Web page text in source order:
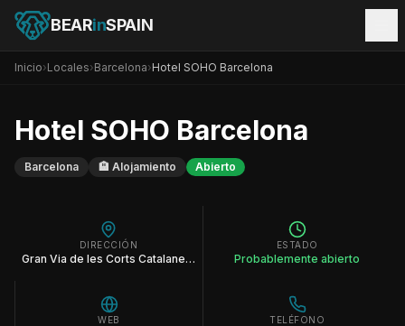
BEARinSPAIN
Inicio›Locales›Barcelona›Hotel SOHO Barcelona
Hotel SOHO Barcelona
Barcelona 🏨 Alojamiento Abierto
DIRECCIÓN
Gran Via de les Corts Catalanes 543 Barcelona
ESTADO
Probablemente abierto
WEB TELÉFONO